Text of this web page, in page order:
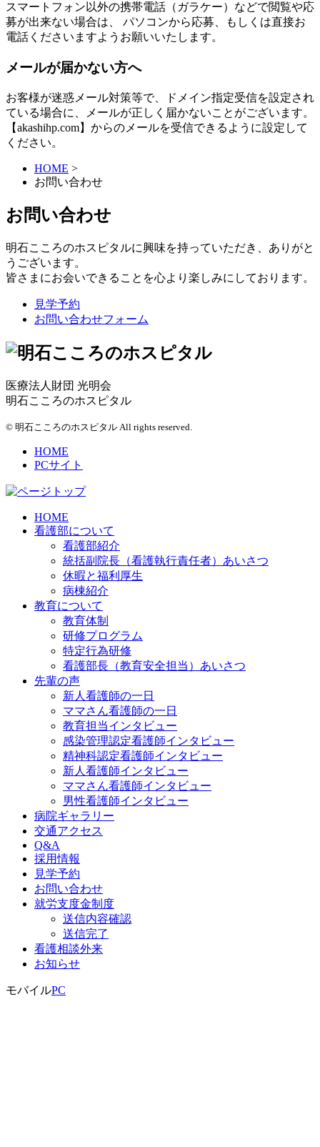
スマートフォン以外の携帯電話（ガラケー）などで閲覧や応
募が出来ない場合は、 パソコンから応募、もしくは直接お
電話くださいますようお願いいたします。
メールが届かない方へ
お客様が迷惑メール対策等で、ドメイン指定受信を設定され
ている場合に、メールが正しく届かないことがございます。
【akashihp.com】からのメールを受信できるように設定して
ください。
HOME >
お問い合わせ
お問い合わせ
明石こころのホスピタルに興味を持っていただき、ありがと
うございます。
皆さまにお会いできることを心より楽しみにしております。
見学予約
お問い合わせフォーム
医療法人財団 光明会
明石こころのホスピタル
© 明石こころのホスピタル All rights reserved.
HOME
PCサイト
HOME
看護部について
看護部紹介
統括副院長（看護執行責任者）あいさつ
休暇と福利厚生
病棟紹介
教育について
教育体制
研修プログラム
特定行為研修
看護部長（教育安全担当）あいさつ
先輩の声
新人看護師の一日
ママさん看護師の一日
教育担当インタビュー
感染管理認定看護師インタビュー
精神科認定看護師インタビュー
新人看護師インタビュー
ママさん看護師インタビュー
男性看護師インタビュー
病院ギャラリー
交通アクセス
Q&A
採用情報
見学予約
お問い合わせ
就労支度金制度
送信内容確認
送信完了
看護相談外来
お知らせ
モバイルPC